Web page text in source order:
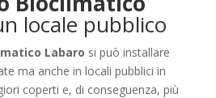
locale pubblico
Labaro si può installare
ma anche in locali pubblici in
coperti e, di conseguenza, più